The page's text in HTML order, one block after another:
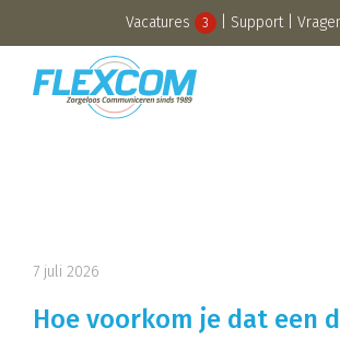
Vacatures 3 Support|
7 juli 2026
Hoe voorkom je dat een